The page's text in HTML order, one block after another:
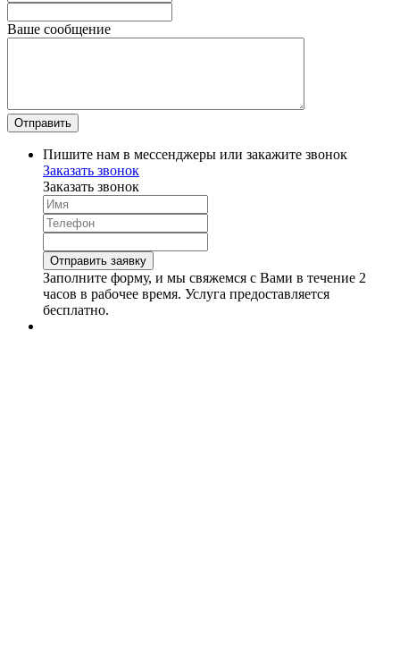
Ваше сообщение
Пишите нам в мессенджеры или закажите звонок
Заказать звонок
Заказать звонок
Заполните форму, и мы свяжемся с Вами в течение 2
часов в рабочее время. Услуга предоставляется
бесплатно.